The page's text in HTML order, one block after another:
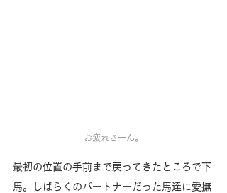
お疲れさーん。
最初の位置の手前まで戻ってきたところで下
馬。しばらくのパートナーだった馬達に愛撫